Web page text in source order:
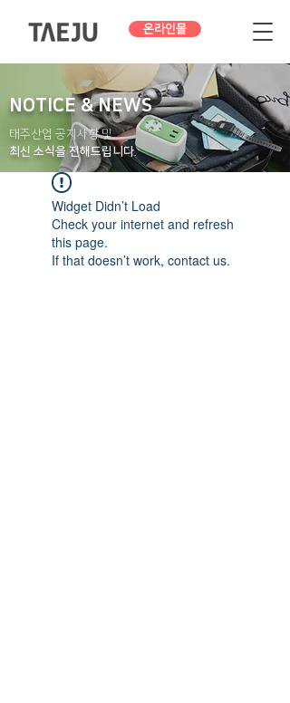
온라인몰
NOTICE & NEWS
태주산업 공지사항 및
최신 소식을 전해드립니다.
Widget Didn’t Load
Check your internet and refresh
this page.
If that doesn’t work, contact us.